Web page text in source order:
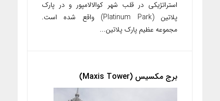
استراتژیکی در قلب شهر کوالالامپور و در پارک
پلاتین (Platinum Park) واقع شده است.
مجموعه عظیم پارک پلاتین...
برج مکسیس (Maxis Tower)